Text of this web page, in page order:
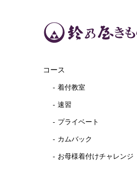
コース
着付教室
速習
プライベート
カムバック
お母様着付けチャレンジ